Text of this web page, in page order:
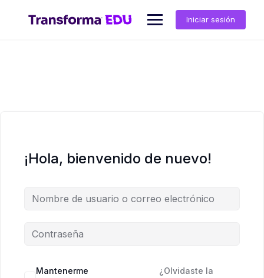
contenido
Iniciar sesión
¡Hola, bienvenido de nuevo!
Mantenerme
¿Olvidaste la